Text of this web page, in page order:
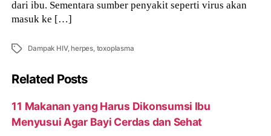
dari ibu. Sementara sumber penyakit seperti virus akan
masuk ke […]
Tags Dampak HIV, herpes, toxoplasma
Related Posts
11 Makanan yang Harus Dikonsumsi Ibu
Menyusui Agar Bayi Cerdas dan Sehat